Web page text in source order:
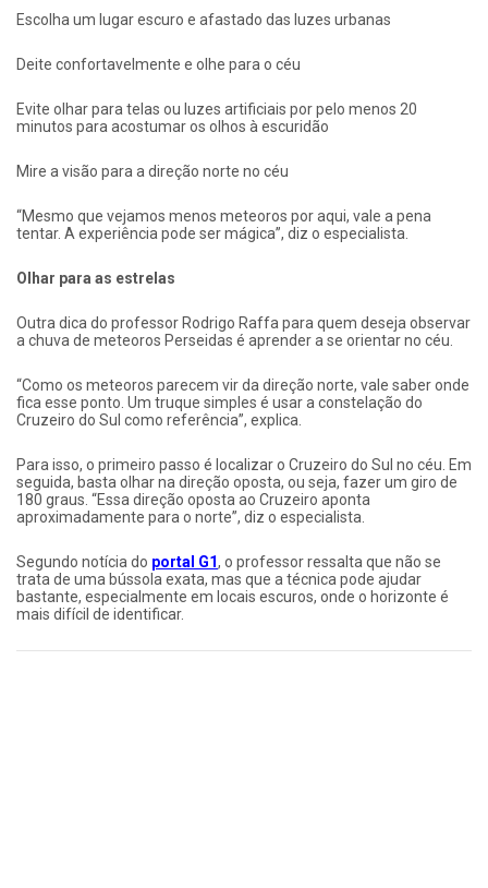
Escolha um lugar escuro e afastado das luzes urbanas
Deite confortavelmente e olhe para o céu
Evite olhar para telas ou luzes artificiais por pelo menos 20
minutos para acostumar os olhos à escuridão
Mire a visão para a direção norte no céu
“Mesmo que vejamos menos meteoros por aqui, vale a pena
tentar. A experiência pode ser mágica”, diz o especialista.
Olhar para as estrelas
Outra dica do professor Rodrigo Raffa para quem deseja observar
a chuva de meteoros Perseidas é aprender a se orientar no céu.
“Como os meteoros parecem vir da direção norte, vale saber onde
fica esse ponto. Um truque simples é usar a constelação do
Cruzeiro do Sul como referência”, explica.
Para isso, o primeiro passo é localizar o Cruzeiro do Sul no céu. Em
seguida, basta olhar na direção oposta, ou seja, fazer um giro de
180 graus. “Essa direção oposta ao Cruzeiro aponta
aproximadamente para o norte”, diz o especialista.
Segundo notícia do portal G1, o professor ressalta que não se
trata de uma bússola exata, mas que a técnica pode ajudar
bastante, especialmente em locais escuros, onde o horizonte é
mais difícil de identificar.